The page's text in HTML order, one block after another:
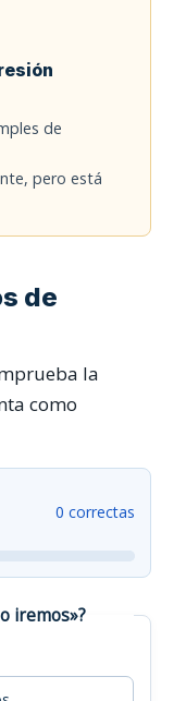
de
pero está
de
la
como
0 correctas
iremos»?